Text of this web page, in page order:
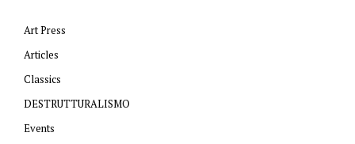
Art Press
Articles
Classics
DESTRUTTURALISMO
Events